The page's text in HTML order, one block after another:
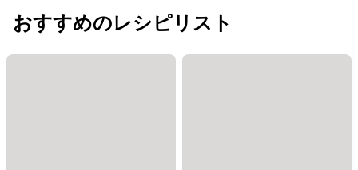
おすすめのレシピリスト